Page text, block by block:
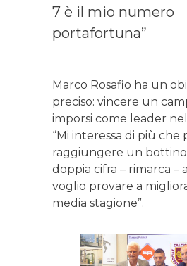
7 è il mio numero
portafortuna”
Marco Rosafio ha un
preciso: vincere un
imporsi come leader
“Mi interessa di più che
raggiungere un
doppia cifra – rimarca –
voglio provare a
media stagione”.